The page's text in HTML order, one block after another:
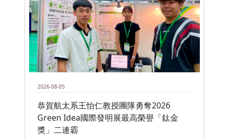
2026-08-05
恭賀航太系王怡仁教授團隊勇奪2026
Green Idea國際發明展最高榮譽「鈦金
獎」二連霸